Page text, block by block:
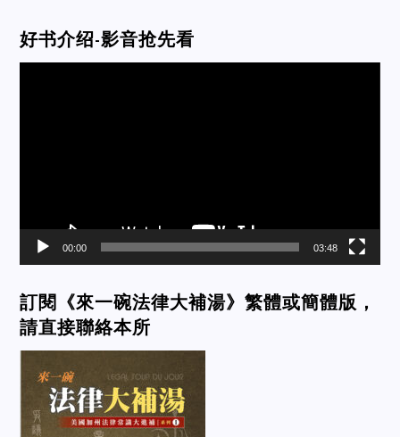
好书介绍-影音抢先看
00:00 03:48
訂閱《來一碗法律大補湯》繁體或簡體版，
請直接聯絡本所